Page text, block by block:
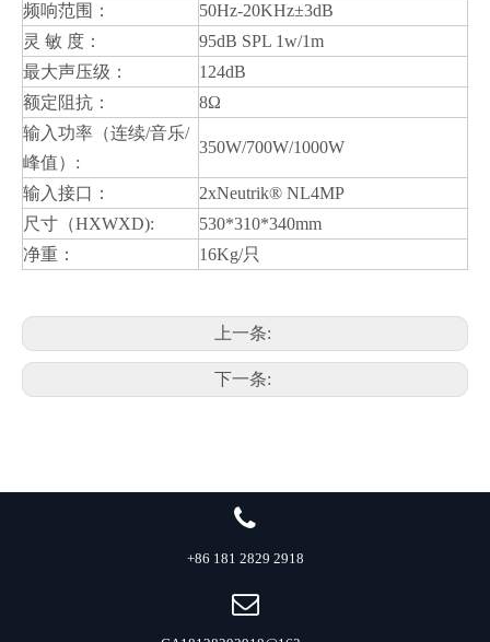
频响范围：
50Hz-20KHz±3dB
灵 敏 度：
95dB SPL 1w/1m
最大声压级：
124dB
额定阻抗：
8Ω
输入功率（连续/音乐/
峰值）:
350W/700W/1000W
输入接口：
2xNeutrik® NL4MP
尺寸（HXWXD):
530*310*340mm
净重：
16Kg/只
上一条:
下一条:
+86 181 2829 2918